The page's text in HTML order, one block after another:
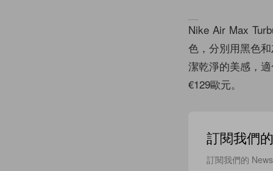
Nike Air Max
色，分別用黑色
潔乾淨的美感，
€129歐元。
訂閱我們
訂閱我們的